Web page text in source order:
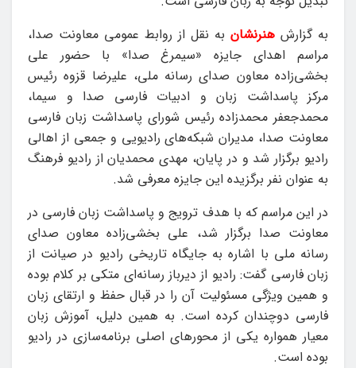
به گزارش هنرنشان به نقل از روابط عمومی معاونت صدا،
مراسم اهدای جایزه «سیمرغ صدا» با حضور علی
بخشی‌زاده معاون صدای رسانه ملی، علیرضا قزوه رئیس
مرکز پاسداشت زبان و ادبیات فارسی صدا و سیما،
محمدجعفر محمدزاده رئیس شورای پاسداشت زبان فارسی
معاونت صدا، مدیران شبکه‌های رادیویی و جمعی از اهالی
رادیو برگزار شد و در پایان، مهدی محمدیان از رادیو فرهنگ
به عنوان نفر برگزیده این جایزه معرفی شد.
در این مراسم که با هدف ترویج و پاسداشت زبان فارسی در
معاونت صدا برگزار شد، علی بخشی‌زاده معاون صدای
رسانه ملی با اشاره به جایگاه تاریخی رادیو در صیانت از
زبان فارسی گفت: رادیو از دیرباز رسانه‌ای متکی بر کلام بوده
و همین ویژگی مسئولیت آن را در قبال حفظ و ارتقای زبان
فارسی دوچندان کرده است. به همین دلیل، آموزش زبان
معیار همواره یکی از محورهای اصلی برنامه‌سازی در رادیو
بوده است.